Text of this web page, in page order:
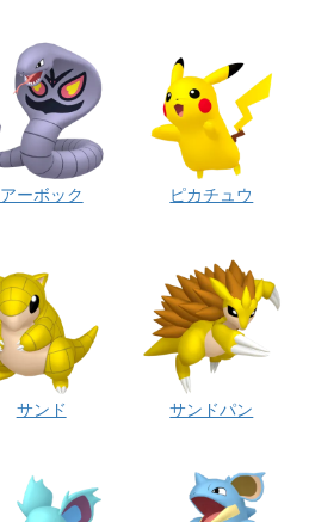
アーボック ピカチュウ
サンド サンドパン